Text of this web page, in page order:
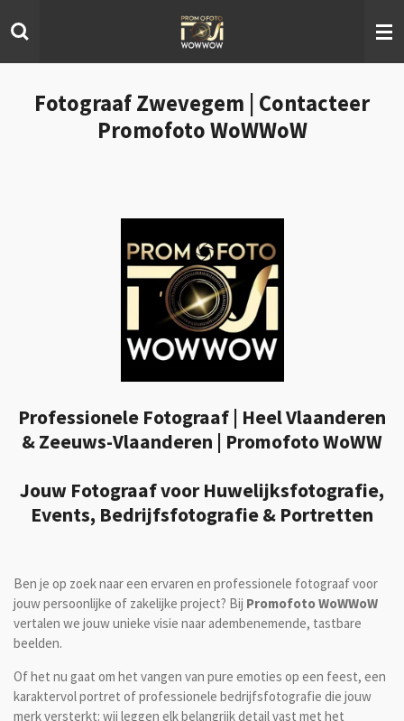
direct
hoofdinhoud
Fotograaf Zwevegem | Contacteer
Promofoto WoWWoW
Professionele Fotograaf | Heel Vlaanderen
& Zeeuws-Vlaanderen | Promofoto WoWW
Jouw Fotograaf voor Huwelijksfotografie,
Events, Bedrijfsfotografie & Portretten
Ben je op zoek naar een ervaren en professionele fotograaf voor
jouw persoonlijke of zakelijke project? Bij Promofoto WoWWoW
vertalen we jouw unieke visie naar adembenemende, tastbare
beelden.
Of het nu gaat om het vangen van pure emoties op een feest, een
karaktervol portret of professionele bedrijfsfotografie die jouw
merk versterkt: wij leggen elk belangrijk detail vast met het